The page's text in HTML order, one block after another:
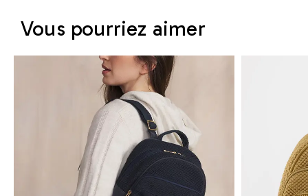
Vous pourriez aimer